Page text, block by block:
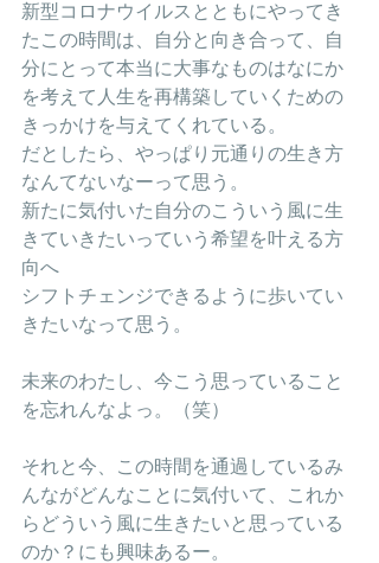
新型コロナウイルスとともにやってき
たこの時間は、自分と向き合って、自
分にとって本当に大事なものはなにか
を考えて人生を再構築していくための
きっかけを与えてくれている。
だとしたら、やっぱり元通りの生き方
なんてないなーって思う。
新たに気付いた自分のこういう風に生
きていきたいっていう希望を叶える方
向へ
シフトチェンジできるように歩いてい
きたいなって思う。
未来のわたし、今こう思っていること
を忘れんなよっ。（笑）
それと今、この時間を通過しているみ
んながどんなことに気付いて、これか
らどういう風に生きたいと思っている
のか？にも興味あるー。